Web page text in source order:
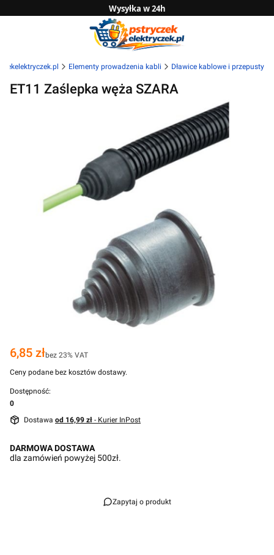
Wysyłka w 24h
Zwrot do 14 dni
Sprawdź naszą ofertę B2B
Elementy prowadzenia kabli Dławice kablowe i przepusty
ET11 Zaślepka węża SZARA
Cena
6,85 złbez 23% VAT
Ceny podane bez kosztów dostawy.
Dostępność:
0
Dostawa od 16,99 zł - Kurier InPost
DARMOWA DOSTAWA
dla zamówień powyżej 500zł.
Zapytaj o produkt